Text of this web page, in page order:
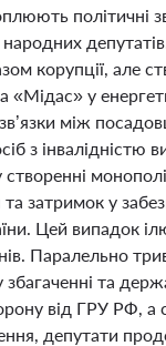
народних
корупції, але
у
між
з інвалідністю
створенні
затримок у
Цей випадок
Паралельно
збагаченні та
від ГРУ РФ, а
депутати